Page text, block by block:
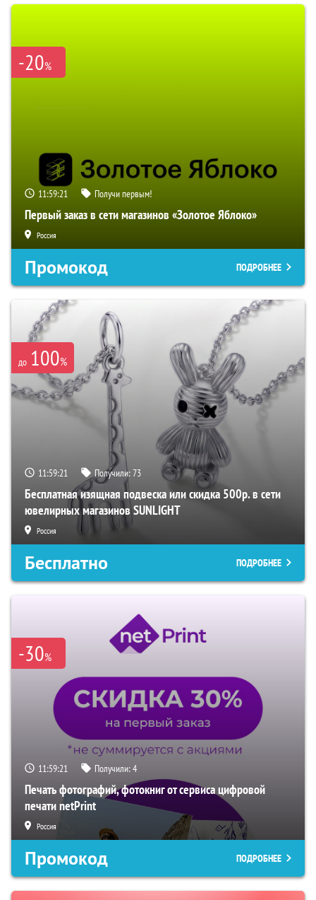
-20%
11:59:20 Получи первым!
Первый заказ в сети магазинов «Золотое Яблоко»
Россия
Промокод ПОДРОБНЕЕ
до 100%
11:59:20 Получили:73
Бесплатная изящная подвеска или скидка 500р. в сети
ювелирных магазинов SUNLIGHT
Россия
Бесплатно ПОДРОБНЕЕ
-30%
11:59:20 Получили:4
Печать фотографий, фотокниг от сервиса цифровой
печати netPrint
Россия
Промокод ПОДРОБНЕЕ